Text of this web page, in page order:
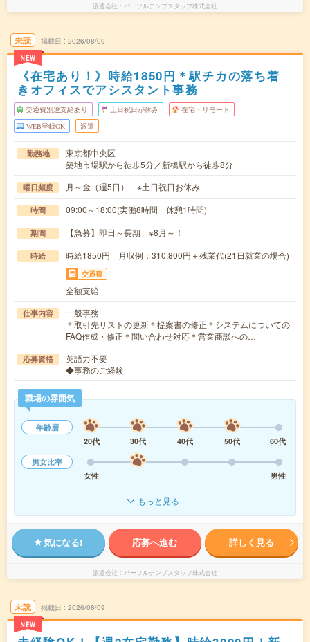
派遣会社 パーソルテンプスタッフ株式会社
未読
NEW
掲載日 2026/08/09
《在宅あり！》時給1850円＊駅チカの落ち着
きオフィスでアシスタント事務
交通費別途支給あり 土日祝日が休み 在宅・リモート
WEB登録OK 派遣
勤務地
東京都中央区
築地市場駅から徒歩5分／新橋駅から徒歩8分
曜日頻度 月～金（週5日） ※土日祝日お休み
時間 09:00～18:00(実働8時間 休憩1時間)
期間 【急募】即日～長期 ※8月～！
時給 時給1850円 月収例：310,800円＋残業代(21日就業の場合)
交通費
全額支給
仕事内容
一般事務
＊取引先リストの更新＊提案書の修正＊システムについての
FAQ作成・修正＊問い合わせ対応＊営業商談への…
応募資格
英語力不要
◆事務のご経験
職場の雰囲気
年齢層
20代
30代 40代 50代
60代
男女比率
女性
男性
もっと見る
気になる! 応募へ進む 詳しく見る
派遣会社 パーソルテンプスタッフ株式会社
未読
NEW
掲載日 2026/08/09